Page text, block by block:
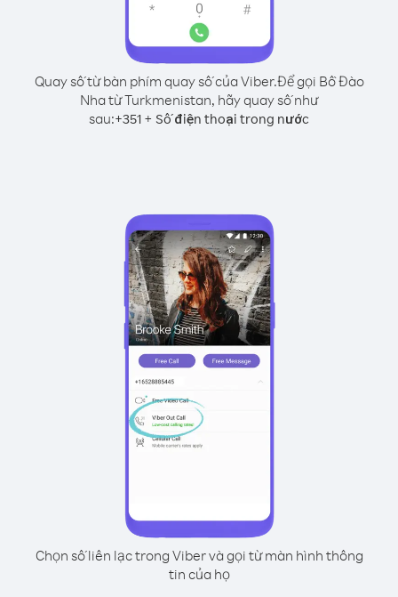
Quay số từ bàn phím quay số của Viber.Để gọi Bồ Đào
Nha từ Turkmenistan, hãy quay số như
sau:+351 + Số điện thoại trong nước
Chọn số liên lạc trong Viber và gọi từ màn hình thông
tin của họ